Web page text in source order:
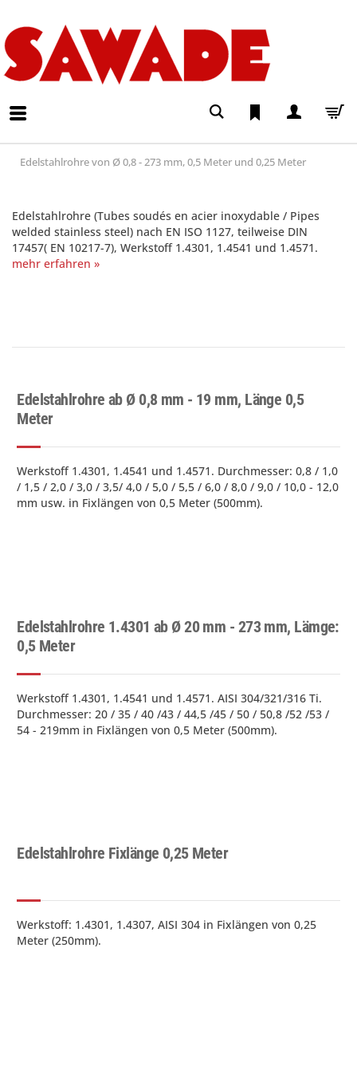
Edelstahlrohre von Ø 0,8 - 273 mm, 0,5 Meter und 0,25 Meter
Edelstahlrohre (Tubes soudés en acier inoxydable / Pipes
welded stainless steel) nach EN ISO 1127, teilweise DIN
17457( EN 10217-7), Werkstoff 1.4301, 1.4541 und 1.4571.
mehr erfahren »
Edelstahlrohre ab Ø 0,8 mm - 19 mm, Länge 0,5
Meter
Werkstoff 1.4301, 1.4541 und 1.4571. Durchmesser: 0,8 / 1,0
/ 1,5 / 2,0 / 3,0 / 3,5/ 4,0 / 5,0 / 5,5 / 6,0 / 8,0 / 9,0 / 10,0 - 12,0
mm usw. in Fixlängen von 0,5 Meter (500mm).
Edelstahlrohre 1.4301 ab Ø 20 mm - 273 mm, Lämge:
0,5 Meter
Werkstoff 1.4301, 1.4541 und 1.4571. AISI 304/321/316 Ti.
Durchmesser: 20 / 35 / 40 /43 / 44,5 /45 / 50 / 50,8 /52 /53 /
54 - 219mm in Fixlängen von 0,5 Meter (500mm).
Edelstahlrohre Fixlänge 0,25 Meter
Werkstoff: 1.4301, 1.4307, AISI 304 in Fixlängen von 0,25
Meter (250mm).